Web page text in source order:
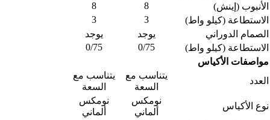
الأنبوب (إينش)
8
8
الاستطاعة (كيلو واط)
3
3
الصمام الدوراني
يوجد
يوجد
الاستطاعة (كيلو واط)
0/75
0/75
مواصفات الأكياس
العدد
يتناسب مع
السعة
يتناسب مع
السعة
نوع الأكياس
نومكس
ألماني
نومكس
ألماني